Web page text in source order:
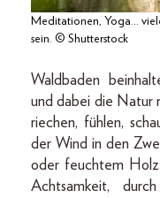
Meditationen, Yoga…
sein. © Shutterstock
Waldbaden
und dabei die Natur
riechen, fühlen,
der Wind in den
oder feuchtem
Achtsamkeit,